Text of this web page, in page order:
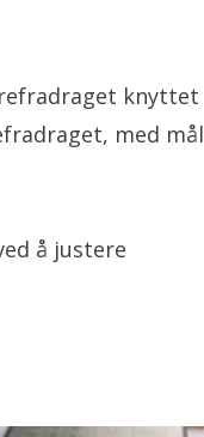
knyttet
med mål
å justere